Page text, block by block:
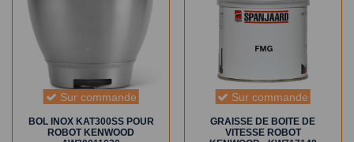
Sur commande
BOL INOX KAT300SS POUR
ROBOT KENWOOD
Sur commande
GRAISSE DE BOITE DE
VITESSE ROBOT